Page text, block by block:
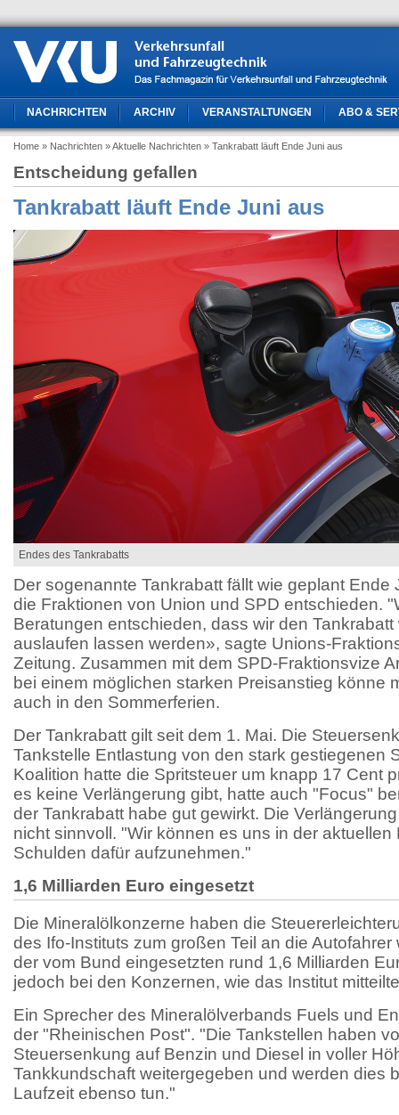
NACHRICHTEN ARCHIV VERANSTALTUNGEN ABO &
Home » Nachrichten » Aktuelle Nachrichten » Tankrabatt läuft Ende Juni aus
Entscheidung gefallen
Tankrabatt läuft Ende Juni aus
Endes des Tankrabatts
Der sogenannte Tankrabatt fällt wie geplant Ende
die Fraktionen von Union und SPD entschieden.
Beratungen entschieden, dass wir den
auslaufen lassen werden», sagte Unions-
Zeitung. Zusammen mit dem SPD-Fraktionsvize
bei einem möglichen starken Preisanstieg könne
auch in den Sommerferien.
Der Tankrabatt gilt seit dem 1. Mai. Die
Tankstelle Entlastung von den stark gestiegenen
Koalition hatte die Spritsteuer um knapp 17 Cent
es keine Verlängerung gibt, hatte auch "Focus"
der Tankrabatt habe gut gewirkt. Die
nicht sinnvoll. "Wir können es uns in der aktuellen
Schulden dafür aufzunehmen."
1,6 Milliarden Euro eingesetzt
Die Mineralölkonzerne haben die
des Ifo-Instituts zum großen Teil an die Autofahrer
der vom Bund eingesetzten rund 1,6 Milliarden
jedoch bei den Konzernen, wie das Institut
Ein Sprecher des Mineralölverbands Fuels und
der "Rheinischen Post". "Die Tankstellen haben
Steuersenkung auf Benzin und Diesel in voller
Tankkundschaft weitergegeben und werden dies
Laufzeit ebenso tun."